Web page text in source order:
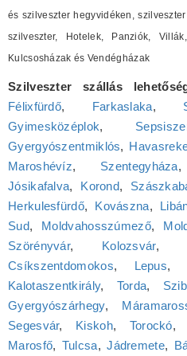
és szilveszter hegyvidéken,
szilveszter, Hotelek, Panziók,
Kulcsosházak és Vendégházak
Szilveszter szállás
Félixfürdő, Farkaslaka,
Gyimesközéplok,
Gyergyószentmiklós,
Maroshévíz, Szentegyháza
Jósikafalva, Korond,
Herkulesfürdő, Kovászna,
Sud, Moldvahosszúmező,
Szörényvár, Kolozsvár,
Csíkszentdomokos, Lepus,
Kalotaszentkirály, Torda,
Gyergyószárhegy,
Segesvár, Kiskoh, Torockó,
Marosfő, Tulcsa,Jádremete,